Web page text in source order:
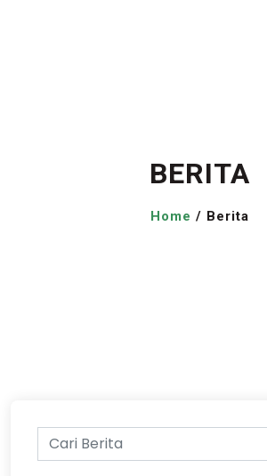
BERITA
Home / Berita